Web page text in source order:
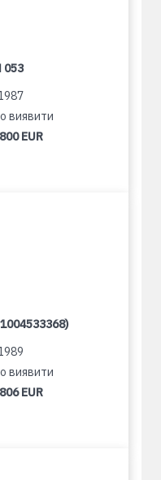
053
виявити
800 EUR
виявити
806 EUR